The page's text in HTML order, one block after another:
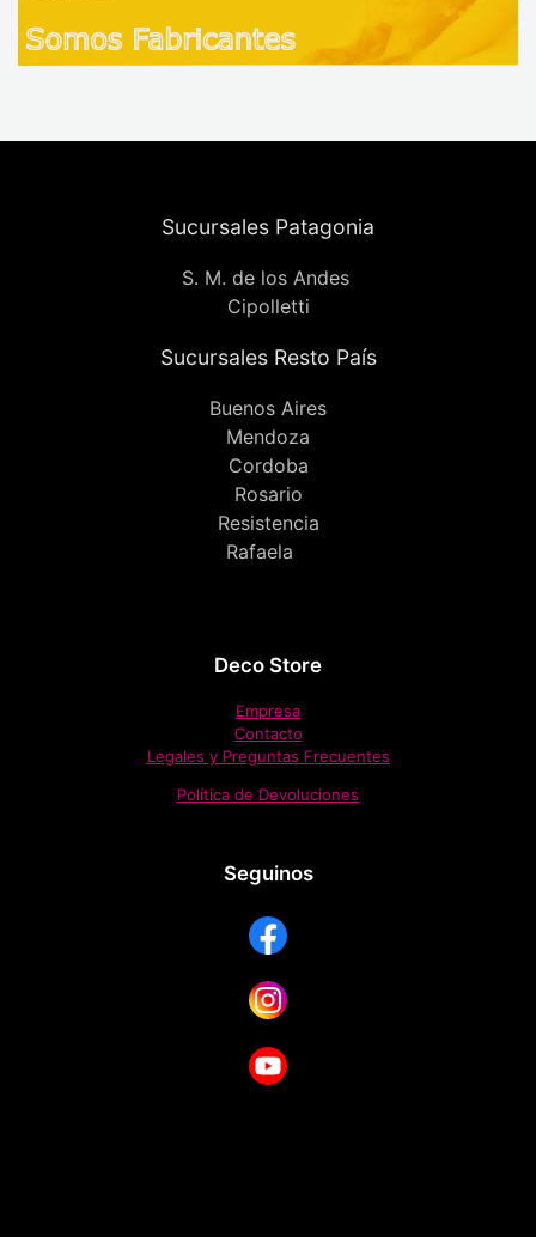
Sucursales Patagonia
S. M. de los Andes
Cipolletti
Sucursales Resto País
Buenos Aires
Mendoza
Cordoba
Rosario
Resistencia
Rafaela
Deco Store
Empresa
Contacto
Legales y Preguntas Frecuentes
Política de Devoluciones
Seguinos